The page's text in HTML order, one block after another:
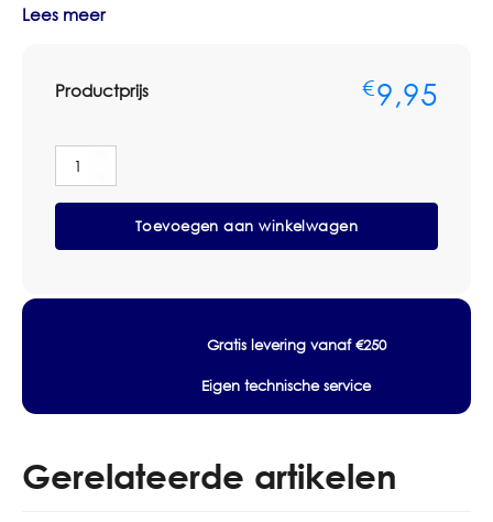
type masker past bij de vereiste toepassing en interne
Bestelt u dit artikel in grotere aantallen of op basis van
Omnimar voor persoonlijk advies of een
maatwerkofferte. We denken graag mee over
aantallen, voorraadbeheer en zakelijke
prijsafspraken.
Productsoort: mondmasker
Type/normering: Type II-R
Kleur: zwart
Lees meer
Productprijs €9,95
Mondmasker
3-
lgs
Type
Toevoegen aan winkelwagen
Gratis levering vanaf €250
Eigen technische service
Gerelateerde artikelen